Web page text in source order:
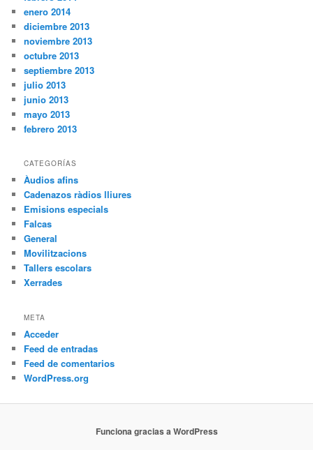
enero 2014
diciembre 2013
noviembre 2013
octubre 2013
septiembre 2013
julio 2013
junio 2013
mayo 2013
febrero 2013
CATEGORÍAS
Àudios afins
Cadenazos ràdios lliures
Emisions especials
Falcas
General
Movilitzacions
Tallers escolars
Xerrades
META
Acceder
Feed de entradas
Feed de comentarios
WordPress.org
Funciona gracias a WordPress